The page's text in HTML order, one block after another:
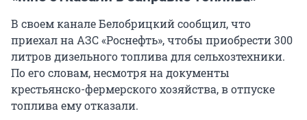
В своем канале Белобрицкий сообщил, что
приехал на АЗС «Роснефть», чтобы приобрести 300
литров дизельного топлива для сельхозтехники.
По его словам, несмотря на документы
крестьянско-фермерского хозяйства, в отпуске
топлива ему отказали.